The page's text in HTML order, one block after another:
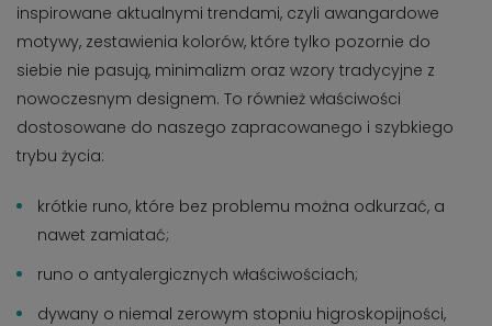
inspirowane aktualnymi trendami, czyli awangardowe
motywy, zestawienia kolorów, które tylko pozornie do
siebie nie pasują, minimalizm oraz wzory tradycyjne z
nowoczesnym designem. To również właściwości
dostosowane do naszego zapracowanego i szybkiego
trybu życia:
krótkie runo, które bez problemu można odkurzać, a
nawet zamiatać;
runo o antyalergicznych właściwościach;
dywany o niemal zerowym stopniu higroskopijności,